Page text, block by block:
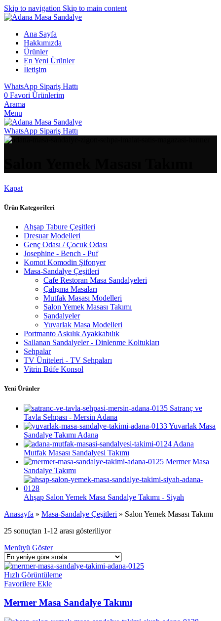
Skip to navigation Skip to main content
Ana Sayfa
Hakkımızda
Ürünler
En Yeni Ürünler
İletişim
WhatsApp Sipariş Hattı
0 Favori Ürünlerim
Arama
Menu
WhatsApp Sipariş Hattı
Kapat
Ürün Kategorileri
Ahşap Tabure Çeşitleri
Dresuar Modelleri
Genç Odası / Çocuk Odası
Josephine - Bench - Puf
Komot Komodin Şifonyer
Masa-Sandalye Çeşitleri
Cafe Restoran Masa Sandalyeleri
Çalışma Masaları
Mutfak Masası Modelleri
Salon Yemek Masası Takımı
Sandalyeler
Yuvarlak Masa Modelleri
Portmanto Askılık Ayakkabılık
Sallanan Sandalyeler - Dinlenme Koltukları
Sehpalar
TV Üniteleri - TV Sehpaları
Vitrin Büfe Konsol
Yeni Ürünler
Satranç ve
Tavla Sehpası - Mersin Adana
Yuvarlak Masa
Sandalye Takımı Adana
Adana
Mutfak Masası Sandalyesi Takımı
Mermer Masa
Sandalye Takımı
Ahşap Salon Yemek Masa Sandalye Takımı - Siyah
Anasayfa » Masa-Sandalye Çeşitleri » Salon Yemek Masası Takımı
25 sonuçtan 1-12 arası gösteriliyor
Menüyü Göster
Hızlı Görüntüleme
Favorilere Ekle
Mermer Masa Sandalye Takımı